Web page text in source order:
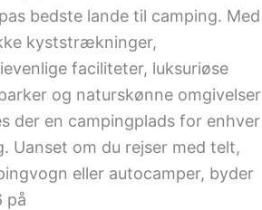
bedste lande til camping. Med
kyststrækninger,
faciliteter, luksuriøse
og naturskønne omgivelser
der en campingplads for enhver
Uanset om du rejser med telt,
eller autocamper, byder
på